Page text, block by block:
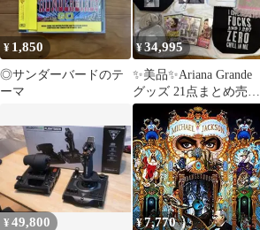
¥ 1,850
◎サンダーバードのテ
ーマ
¥34,995
✨️美品✨️Ariana Grande
グッズ 21点まとめ売り
DVD バッグ
¥49,800 ¥7,770